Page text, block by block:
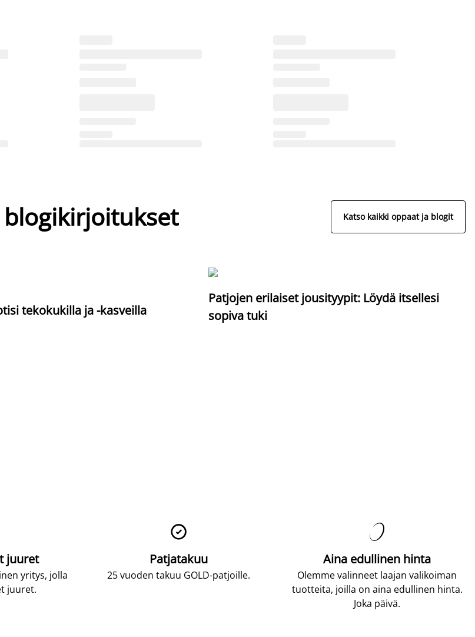
Katso kaikki oppaat ja blogit
tekokukilla ja -kasveilla
Patjojen erilaiset jousityypit: Löydä itsellesi
sopiva tuki
juuret
yritys, jolla
juuret.

Patjatakuu
25 vuoden takuu GOLD-patjoille.

Aina edullinen hinta
Olemme valinneet laajan valikoiman
tuotteita, joilla on aina edullinen hinta.
Joka päivä.